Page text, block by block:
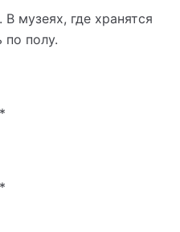
где хранятся
по полу.